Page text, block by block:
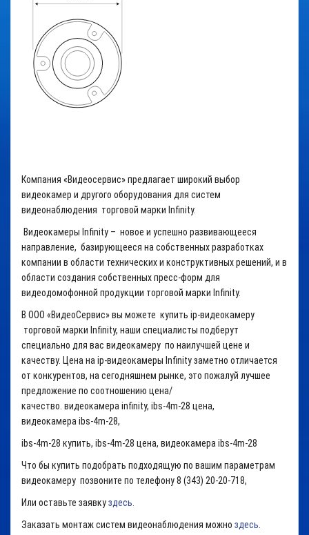
Компания «Видеосервис» предлагает широкий выбор
видеокамер и другого оборудования для систем
видеонаблюдения торговой марки Infinity.
Видеокамеры Infinity – новое и успешно развивающееся
направление, базирующееся на собственных разработках
компании в области технических и конструктивных решений, и в
области создания собственных пресс-форм для
видеодомофонной продукции торговой марки Infinity.
В ООО «ВидеоСервис» вы можете купить ip-видеокамеру
торговой марки Infinity, наши специалисты подберут
специально для вас видеокамеру по наилучшей цене и
качеству. Цена на ip-видеокамеры Infinity заметно отличается
от конкурентов, на сегодняшнем рынке, это пожалуй лучшее
предложение по соотношению цена/
качество. видеокамера infinity, ibs-4m-28 цена,
видеокамера ibs-4m-28,
ibs-4m-28 купить, ibs-4m-28 цена, видеокамера ibs-4m-28
Что бы купить подобрать подходящую по вашим параметрам
видеокамеру позвоните по телефону 8 (343) 20-20-718,
Или оставьте заявкуздесь.
Заказать монтаж систем видеонаблюдения можно здесь